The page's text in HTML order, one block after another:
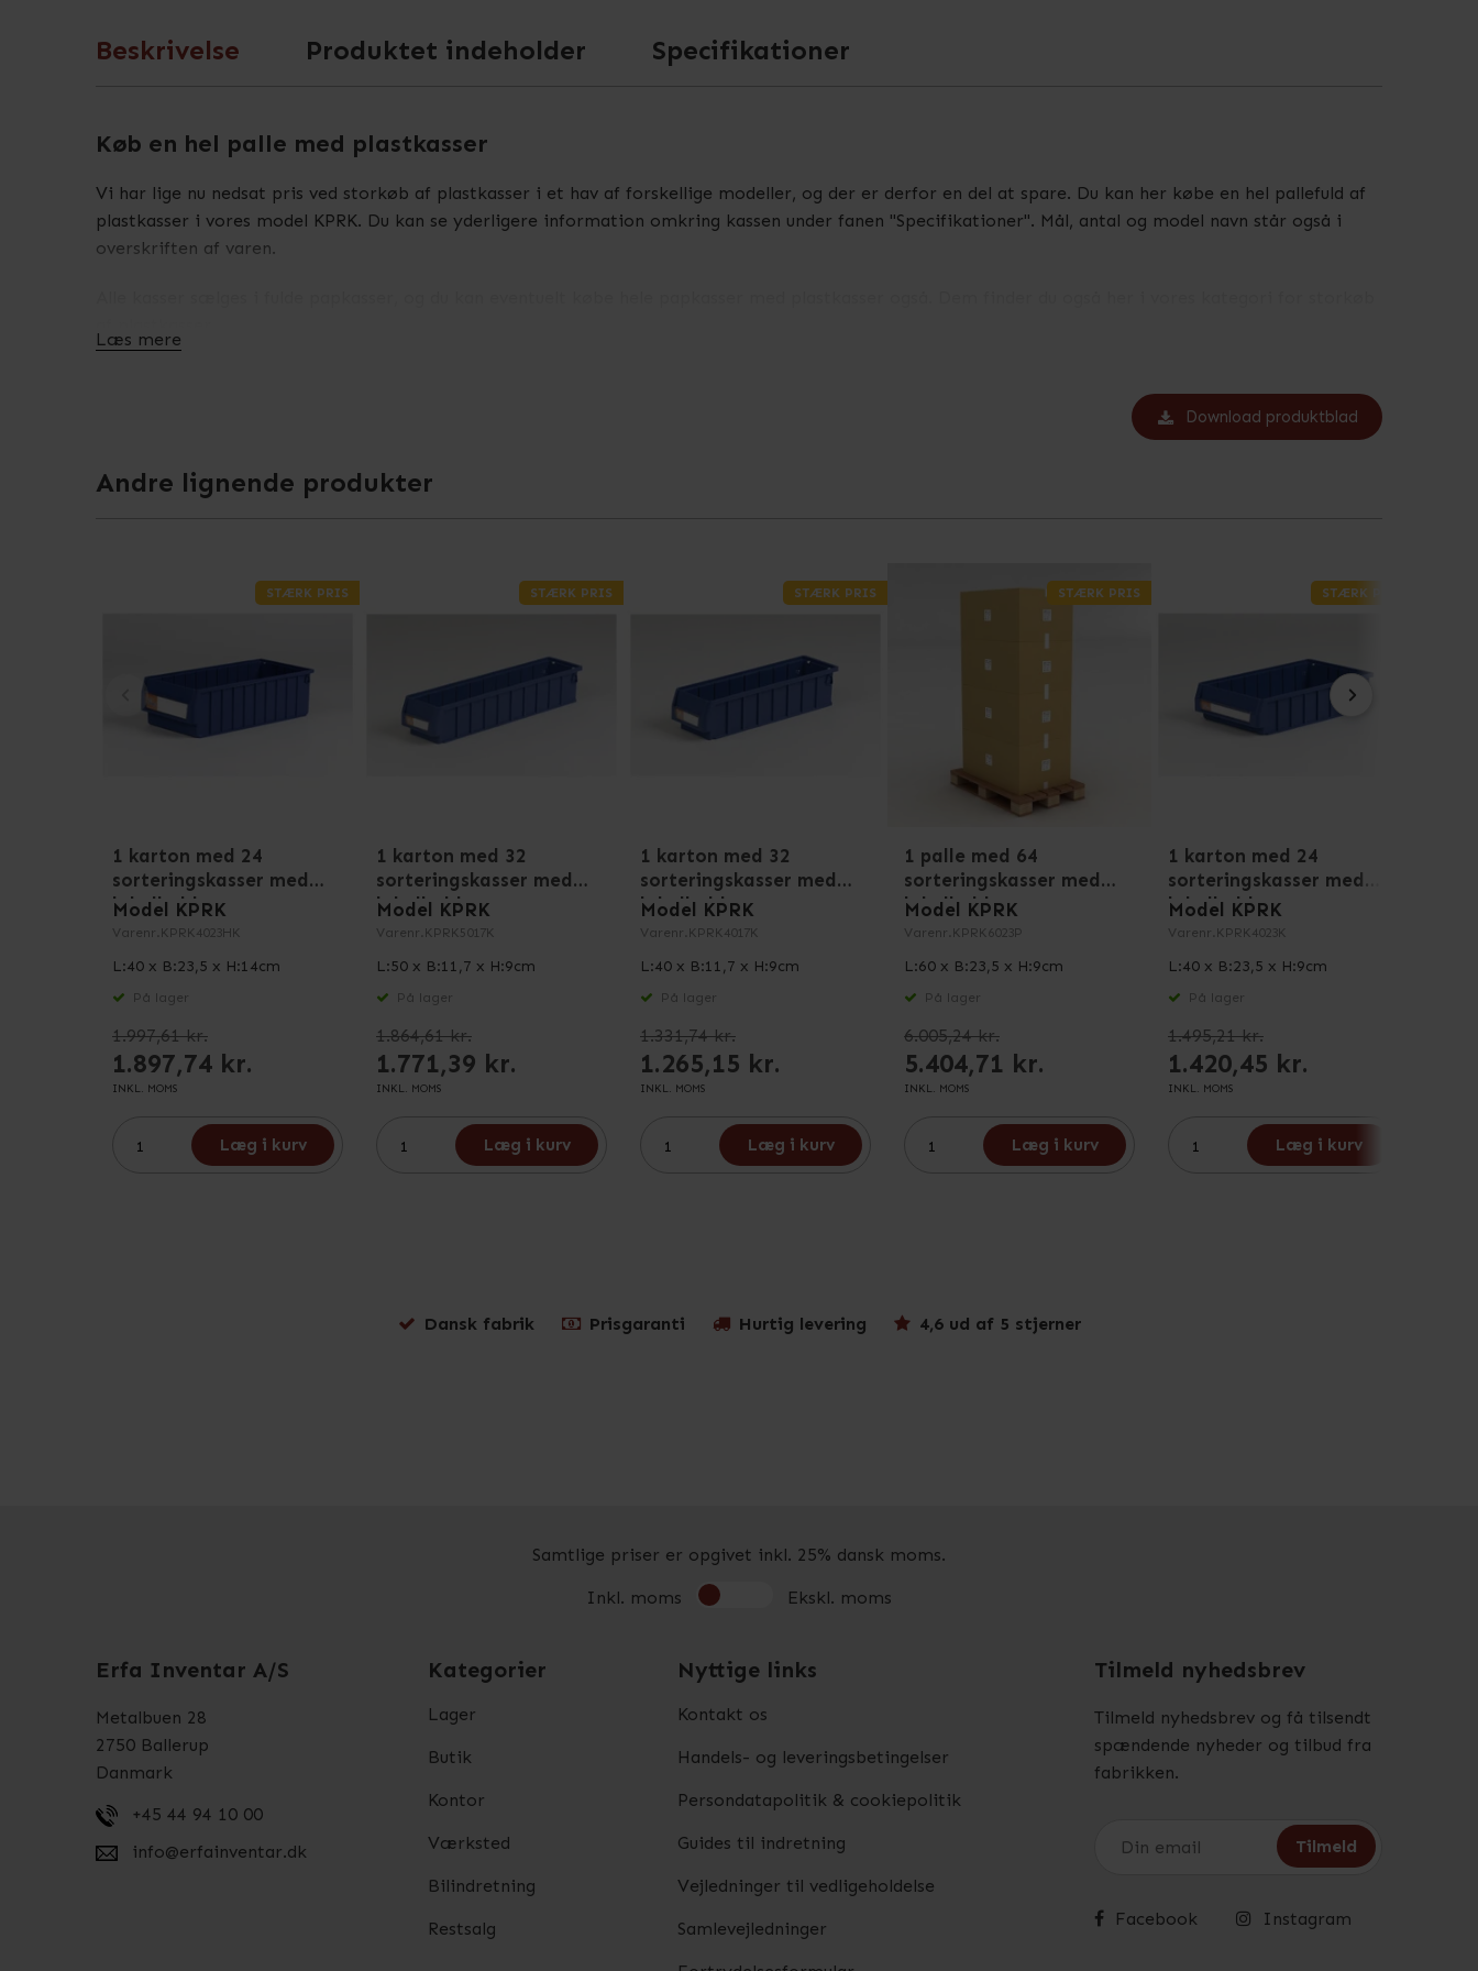
Beskrivelse
Køb en hel palle med plastkasser
Vi har lige nu nedsat pris ved storkøb af plastkasser i et hav af forskellige modeller, og der er derfor en del at spare. Du kan her købe en hel pallefuld af
plastkasser i vores model KPRK. Du kan se yderligere information omkring kassen under fanen "Specifikationer". Mål, antal og model navn står også i
overskriften af varen.
Læs mere
Produktet indeholder Specifikationer
Download produktblad
Andre lignende produkter
STÆRK PRIS
1 karton med 24
sorteringskasser med
labelholdere
Model KPRK
Varenr. KPRK4023HK
L:40 x B:23,5 x H:14cm
På lager
1.997,61 kr.
1.897,74 kr.
INKL. MOMS
Læg i kurv
STÆRK PRIS
1 karton med 32
sorteringskasser med
labelholdere
Model KPRK
Varenr. KPRK5017K
L:50 x B:11,7 x H:9cm
På lager
1.864,61 kr.
1.771,39 kr.
INKL. MOMS
Læg i kurv
STÆRK PRIS
1 karton med 32
sorteringskasser med
labelholdere
Model KPRK
Varenr. KPRK4017K
L:40 x B:11,7 x H:9cm
På lager
1.331,74 kr.
1.265,15 kr.
INKL. MOMS
Læg i kurv
STÆRK PRIS
1 palle med 64
sorteringskasser med
labelholdere
Model KPRK
Varenr. KPRK6023P
L:60 x B:23,5 x H:9cm
På lager
6.005,24 kr.
5.404,71 kr.
INKL. MOMS
Læg i kurv
STÆRK PRIS
1 karton med 24
sorteringskasser med
labelholdere
Model KPRK
Varenr. KPRK4023K
L:40 x B:23,5 x H:9cm
På lager
1.495,21 kr.
1.420,45 kr.
INKL. MOMS
Læg i kurv
Dansk fabrik Prisgaranti Hurtig levering 4,6 ud af 5 stjerner
Samtlige priser er opgivet inkl. 25% dansk moms.
Inkl. moms Ekskl. moms
Erfa Inventar A/S
Metalbuen 28
2750 Ballerup
Danmark
+45 44 94 10 00
info@erfainventar.dk
Kategorier
Lager
Butik
Kontor
Værksted
Bilindretning
Restsalg
Nyttige links
Kontakt os
Handels- og leveringsbetingelser
Persondatapolitik & cookiepolitik
Guides til indretning
Vejledninger til vedligeholdelse
Samlevejledninger
Tilmeld nyhedsbrev
Tilmeld nyhedsbrev og få tilsendt
spændende nyheder og tilbud fra
fabrikken.
Facebook Instagram